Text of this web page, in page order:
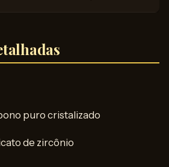
puro cristalizado
de zircônio